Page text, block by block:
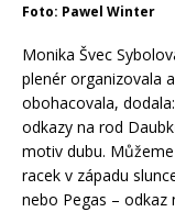
Foto: Pawel Winter
Monika Švec
plenér organizovala
obohacovala,
odkazy na rod
motiv dubu.
racek v západu
nebo Pegas – odkaz